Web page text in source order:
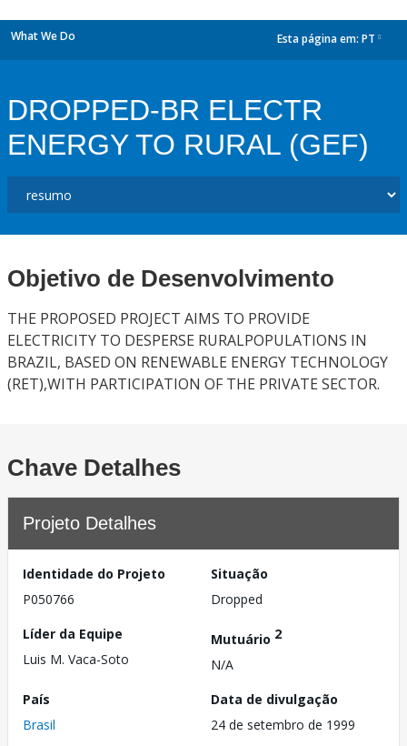
What We Do Esta página em: PT
DROPPED-BR ELECTR
ENERGY TO RURAL (GEF)
Objetivo de Desenvolvimento
THE PROPOSED PROJECT AIMS TO PROVIDE
ELECTRICITY TO DESPERSE RURALPOPULATIONS IN
BRAZIL, BASED ON RENEWABLE ENERGY TECHNOLOGY
(RET),WITH PARTICIPATION OF THE PRIVATE SECTOR.
Chave Detalhes
Projeto Detalhes
Identidade do Projeto
P050766
Situação
Dropped
Líder da Equipe
Luis M. Vaca-Soto
Mutuário 2
N/A
País
Brasil
Data de divulgação
24 de setembro de 1999